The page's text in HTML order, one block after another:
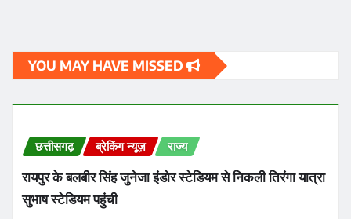
YOU MAY HAVE MISSED
छत्तीसगढ़ ब्रेकिंग न्यूज़ राज्य
रायपुर के बलबीर सिंह जुनेजा इंडोर स्टेडियम से निकली तिरंगा यात्रा
सुभाष स्टेडियम पहुंची